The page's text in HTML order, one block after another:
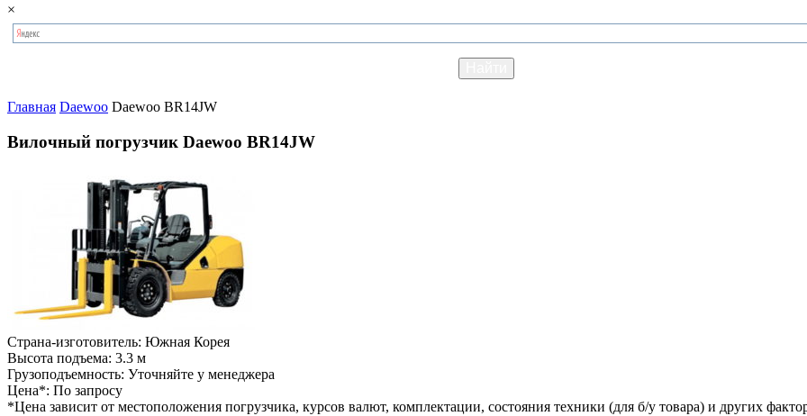
×
Главная Daewoo Daewoo BR14JW
Вилочный погрузчик Daewoo BR14JW
Страна-изготовитель: Южная Корея
Высота подъема: 3.3 м
Грузоподъемность: Уточняйте у менеджера
Цена*: По запросу
*Цена зависит от местоположения погрузчика, курсов валют, комплектации, состояния техники (для б/у товара) и других